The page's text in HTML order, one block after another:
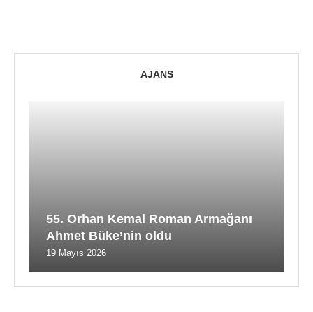
AJANS
55. Orhan Kemal Roman Armağanı
Ahmet Büke’nin oldu
19 Mayıs 2026